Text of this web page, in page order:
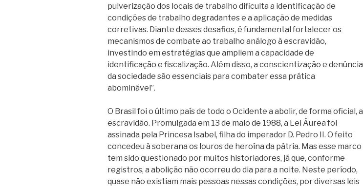
pulverização dos locais de trabalho dificulta a identificação de
condições de trabalho degradantes e a aplicação de medidas
corretivas. Diante desses desafios, é fundamental fortalecer os
mecanismos de combate ao trabalho análogo à escravidão,
investindo em estratégias que ampliem a capacidade de
identificação e fiscalização. Além disso, a conscientização e denúncia
da sociedade são essenciais para combater essa prática
abominável”.
O Brasil foi o último país de todo o Ocidente a abolir, de forma oficial, a
escravidão. Promulgada em 13 de maio de 1988, a Lei Áurea foi
assinada pela Princesa Isabel, filha do imperador D. Pedro II. O feito
concedeu à soberana os louros de heroína da pátria. Mas esse marco
tem sido questionado por muitos historiadores, já que, conforme
registros, a abolição não ocorreu do dia para a noite. Neste período,
quase não existiam mais pessoas nessas condições, por diversas leis